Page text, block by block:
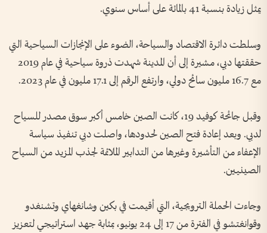
يمثل زيادة بنسبة 41 بالمائة على أساس سنوي.
وسلطت دائرة الاقتصاد والسياحة، الضوء على الإنجازات السياحية التي
حققتها دبي، مشيرة إلى أن المدينة شهدت ذروة سياحية في عام 2019
مع 16.7 مليون سائح دولي، وارتفع الرقم إلى 17.1 مليون في عام 2023.
وقبل جائحة كوفيد 19، كانت الصين خامس أكبر سوق مصدر للسياح
لدبي. وبعد إعادة فتح الصين لحدودها، واصلت دبي تنفيذ سياسة
الإعفاء من التأشيرة وغيرها من التدابير الملائمة لجذب المزيد من السياح
الصينيين.
وجاءت الحملة الترويجية، التي أقيمت في بكين وشانغهاي وتشنغدو
وقوانغتشو في الفترة من 17 إلى 24 يونيو، بمثابة جهد استراتيجي لتعزيز